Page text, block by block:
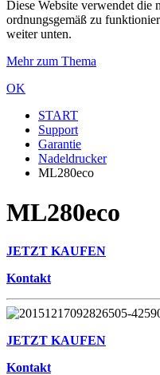
Diese Website verwendet die
ordnungsgemäß zu
weiter unten.
Mehr zum Thema
OK
START
Support
Garantie
Nadeldrucker
ML280eco
ML280eco
JETZT KAUFEN
Kontakt
JETZT KAUFEN
Kontakt